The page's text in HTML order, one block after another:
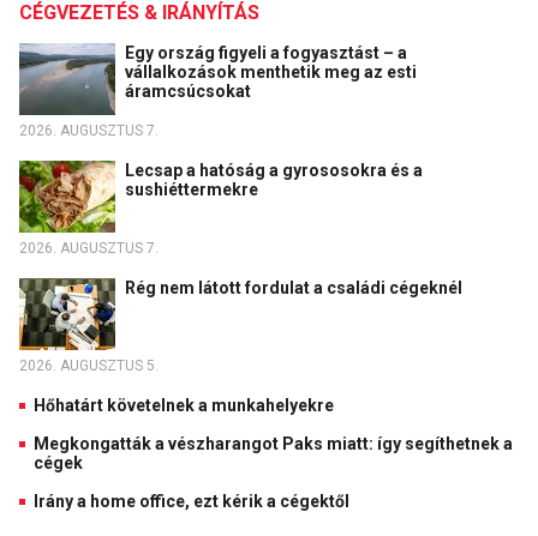
CÉGVEZETÉS & IRÁNYÍTÁS
Egy ország figyeli a fogyasztást – a
vállalkozások menthetik meg az esti
áramcsúcsokat
2026. AUGUSZTUS 7.
Lecsap a hatóság a gyrososokra és a
sushiéttermekre
2026. AUGUSZTUS 7.
Rég nem látott fordulat a családi cégeknél
2026. AUGUSZTUS 5.
Hőhatárt követelnek a munkahelyekre
Megkongatták a vészharangot Paks miatt: így segíthetnek a
cégek
Irány a home office, ezt kérik a cégektől